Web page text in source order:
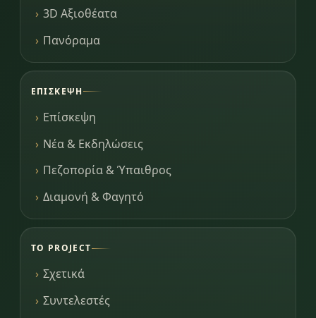
3D Αξιοθέατα
Πανόραμα
ΕΠΊΣΚΕΨΗ
Επίσκεψη
Νέα & Εκδηλώσεις
Πεζοπορία & Ύπαιθρος
Διαμονή & Φαγητό
ΤΟ PROJECT
Σχετικά
Συντελεστές